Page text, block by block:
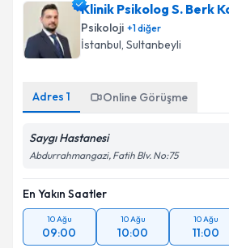
Klinik Psikolog S. Berk
Psikoloji +1diğer
İstanbul, Sultanbeyli
Adres 1 Online Görüşme
Saygı Hastanesi
Abdurrahmangazi, Fatih Blv. No:75
En Yakın Saatler
10 Ağu
09:00
10 Ağu
10:00
10 Ağu
11:00